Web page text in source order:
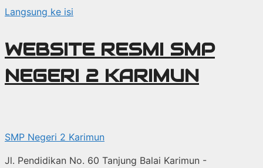
Langsung ke isi
WEBSITE RESMI SMP
NEGERI 2 KARIMUN
SMP Negeri 2 Karimun
Jl. Pendidikan No. 60 Tanjung Balai Karimun -